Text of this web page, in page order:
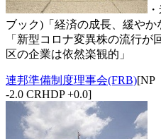
ブック)「経済の成長、緩やか
「新型コロナ変異株の流行
区の企業は依然楽観的」
連邦準備制度理事会(FRB)[NP
-2.0 CRHDP +0.0]